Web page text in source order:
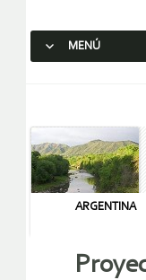
MENÚ
ARGENTINA